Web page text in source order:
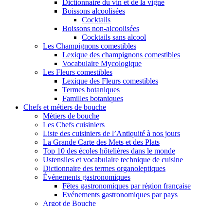
Dictionnaire du vin et de la vigne
Boissons alcoolisées
Cocktails
Boissons non-alcoolisées
Cocktails sans alcool
Les Champignons comestibles
Lexique des champignons comestibles
Vocabulaire Mycologique
Les Fleurs comestibles
Lexique des Fleurs comestibles
Termes botaniques
Familles botaniques
Chefs et métiers de bouche
Métiers de bouche
Les Chefs cuisiniers
Liste des cuisiniers de l’Antiquité à nos jours
La Grande Carte des Mets et des Plats
Top 10 des écoles hôtelières dans le monde
Ustensiles et vocabulaire technique de cuisine
Dictionnaire des termes organoleptiques
Événements gastronomiques
Fêtes gastronomiques par région française
Evénements gastronomiques par pays
Argot de Bouche